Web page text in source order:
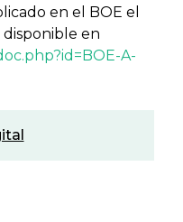
en el BOE el
en
A-